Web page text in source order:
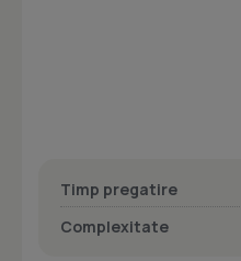
Timp pregatire
Complexitate